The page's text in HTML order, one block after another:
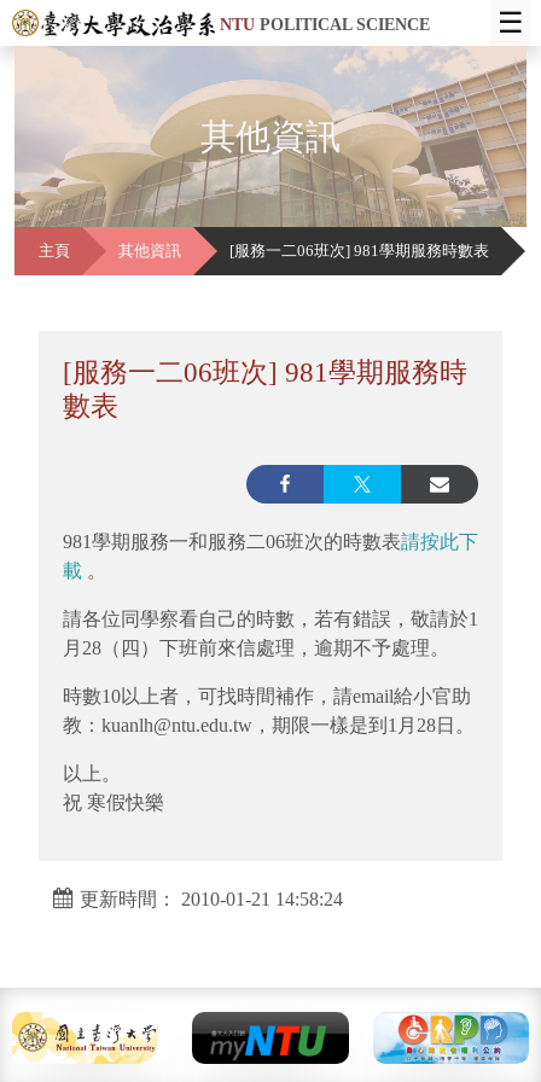
NTUPOLITICAL SCIENCE ☰
其他資訊
主頁 其他資訊 [服務一二06班次] 981學期服務時數表
[服務一二06班次] 981學期服務時
數表
981學期服務一和服務二06班次的時數表請按此下
載 。
請各位同學察看自己的時數，若有錯誤，敬請於1
月28（四）下班前來信處理，逾期不予處理。
時數10以上者，可找時間補作，請email給小官助
教：kuanlh@ntu.edu.tw，期限一樣是到1月28日。
以上。
祝 寒假快樂
更新時間： 2010-01-21 14:58:24